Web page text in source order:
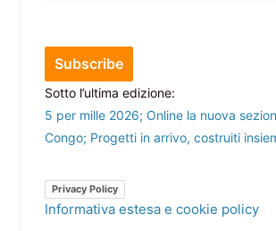
Sotto l’ultima edizione:
5 per mille 2026; Online la nuova
Congo; Progetti in arrivo, costruiti
Privacy Policy
Informativa estesa e cookie policy